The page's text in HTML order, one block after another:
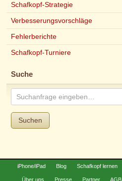
Schafkopf-Strategie
Verbesserungsvorschläge
Fehlerberichte
Schafkopf-Turniere
Suche
Suchen
iPhone/iPad Blog Schafkopf lernen
Über uns Presse Partner AGB